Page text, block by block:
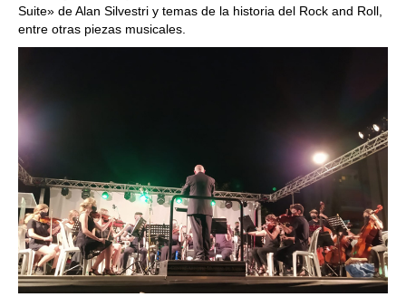
Suite» de Alan Silvestri y temas de la historia del Rock and Roll,
entre otras piezas musicales.